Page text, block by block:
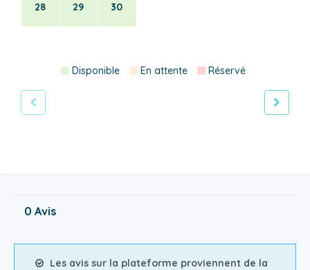
28 29 30
Disponible En attente Réservé
0 Avis
Les avis sur la plateforme proviennent de la